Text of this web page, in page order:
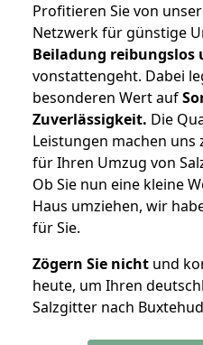
Profitieren Sie von
Netzwerk für günstige
Beiladung reibungslos
vonstattengeht. Dabei
besonderen Wert auf
Zuverlässigkeit. Die
Leistungen machen
für Ihren Umzug von
Ob Sie nun eine kleine
Haus umziehen, wir
für Sie.
Zögern Sie nicht und
heute, um Ihren
Salzgitter nach